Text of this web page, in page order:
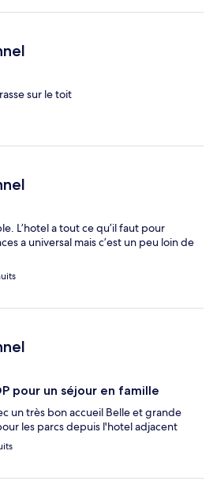
sur le toit
L’hotel a tout ce qu’il faut pour
a universal mais c’est un peu loin de
pour un séjour en famille
un très bon accueil Belle et grande
les parcs depuis l'hotel adjacent